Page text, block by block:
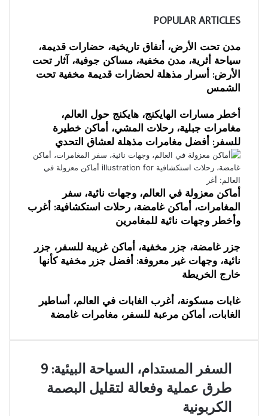
POPULAR ARTICLES
مدن تحت الأرض، أنفاق تاريخية، حضارات قديمة،
سياحة أثرية، مدن مخفية، مساكن جوفية، آثار تحت
الأرض: أسرار مذهلة لحضارات قديمة مخفية تحت
الشمس
أخطر مسارات الهايكنج، هايكنج حول العالم،
مغامرات جبلية، رحلات المشي، أماكن خطيرة
للسفر: أفضل مغامرات مذهلة لعشاق التحدي
أماكن معزولة في العالم، وجهات نائية، سفر
المغامرات، أماكن غامضة، رحلات استكشافية: أغرب
وأخطر وجهات نائية للمغامرين
جزر غامضة، جزر مخفية، أماكن غريبة للسفر، جزر
نائية، وجهات غير معروفة: أفضل جزر مخفية كأنها
خارج الخريطة
غابات مسكونة، أغرب الغابات في العالم، أساطير
الغابات، أماكن مرعبة للسفر، مغامرات غامضة
السفر
المستدام،
السياحة
البيئية:
السفر المستدام، السياحة البيئية: 9
طرق عملية وفعالة لتقليل البصمة
الكربونية